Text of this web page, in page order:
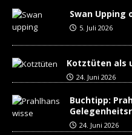
Swan Upping
5. Juli 2026
Kotztüten als
24. Juni 2026
Buchtipp:
24. Juni 2026